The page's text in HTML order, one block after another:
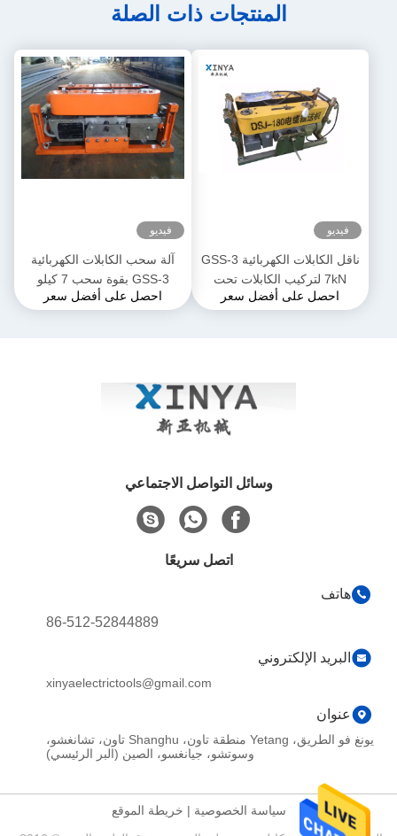
المنتجات ذات الصلة
فيديو
ناقل الكابلات الكهربائية GSS-3
7kN لتركيب الكابلات تحت
الأرض
احصل على أفضل سعر
فيديو
آلة سحب الكابلات الكهربائية
GSS-3 بقوة سحب 7 كيلو
نيوتن، معتمدة من CE وتصميم
احصل على أفضل سعر
وسائل التواصل الاجتماعي
اتصل سريعًا
هاتف
86-512-52844889
البريد الإلكتروني
xinyaelectrictools@gmail.com
عنوان
يونغ فو الطريق، Yetang منطقة تاون، Shanghu تاون، تشانغشو،
وسوتشو، جيانغسو، الصين (البر الرئيسي)
سياسة الخصوصية|خريطة الموقع